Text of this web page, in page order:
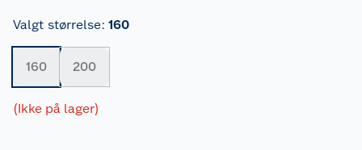
Valgt størrelse: 160
160 200
(Ikke på lager)